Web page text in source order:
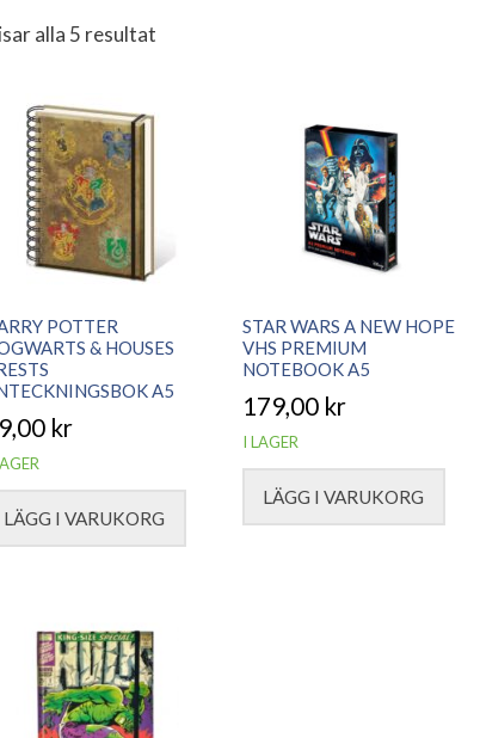
alla 5 resultat
POTTER
& HOUSES
A5
kr
LÄGG I VARUKORG
STAR WARS A NEW HOPE
VHS PREMIUM
NOTEBOOK A5
179,00 kr
I LAGER
LÄGG I VARUKORG